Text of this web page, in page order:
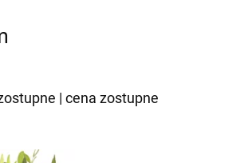
| cena zostupne